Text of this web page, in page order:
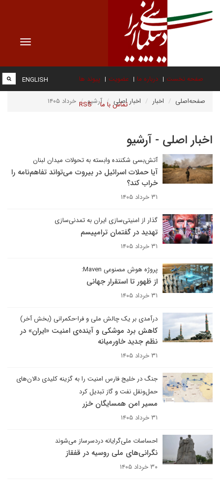
Toggle
صفحه نخست درباره ما عضویت پیوند ها
تماس با ما RSS
ENGLISH
صفحه‌اصلی اخبار اخبار اصلی آرشیو خرداد ۱۴۰۵
اخبار اصلی - آرشیو
آتش‌بسی شکننده وابسته به تحولات میدان لبنان
آیا حملات اسرائیل در بیروت می‌تواند تفاهم‌نامه را
خراب کند؟
۳۱ خرداد ۱۴۰۵
گذار از امنیتی‌سازی ایران به تمدنی‌سازی
تهدید در گفتمان ترامپیسم
۳۱ خرداد ۱۴۰۵
پروژه هوش مصنوعی Maven:
از ظهور تا استقرار جهانی
۳۱ خرداد ۱۴۰۵
درآمدی بر یک چالش ملی و فرا-حکمرانی (بخش آخر)
کاهش برد موشکی و آینده‌ی امنیت «ایران» در
نظم جدید خاورمیانه
۳۱ خرداد ۱۴۰۵
جنگ در خلیج فارس امنیت را به گزینه کلیدی دالان‌‌های
حمل‌ونقل نفت و گاز تبدیل کرد
مسیر امن همسایگان خزر
۳۱ خرداد ۱۴۰۵
احساسات ملی‌گرایانه دردسرساز می‌شوند
نگرانی‌های ملی روسیه در قفقاز
۳۰ خرداد ۱۴۰۵